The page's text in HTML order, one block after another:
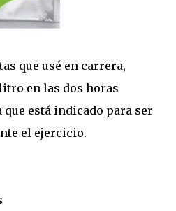
que usé en carrera,
en las dos horas
está indicado para ser
el ejercicio.